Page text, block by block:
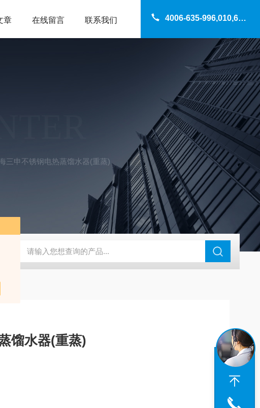
4006-635-996,010,69200960
章 在线留言 联系我们
三申不锈钢电热蒸馏水器(重蒸)
91346过氧乙酸检测仪 CT2001A微电流扣电测试 PL-G07日本富士智
馏水器(重蒸)